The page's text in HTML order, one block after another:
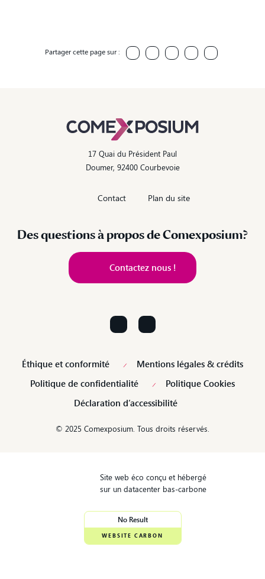
Partager cette page sur :
Des questions à propos de Comexposium?
Contactez nous !
17 Quai du Président Paul
Doumer, 92400 Courbevoie
Contact Plan du site
Éthique et conformité
Mentions légales & crédits
Politique de confidentialité
Politique Cookies
Déclaration d’accessibilité
© 2025 Comexposium. Tous droits réservés.
Site web éco conçu et hébergé
sur un datacenter bas-carbone
No Result
WEBSITE CARBON